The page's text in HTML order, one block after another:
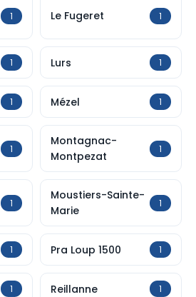
1 Le Fugeret 1
1 Lurs 1
1 Mézel 1
1
Montagnac-
Montpezat
1
1
Moustiers-Sainte-
Marie
1
1 Pra Loup 1500 1
1 Reillanne 1